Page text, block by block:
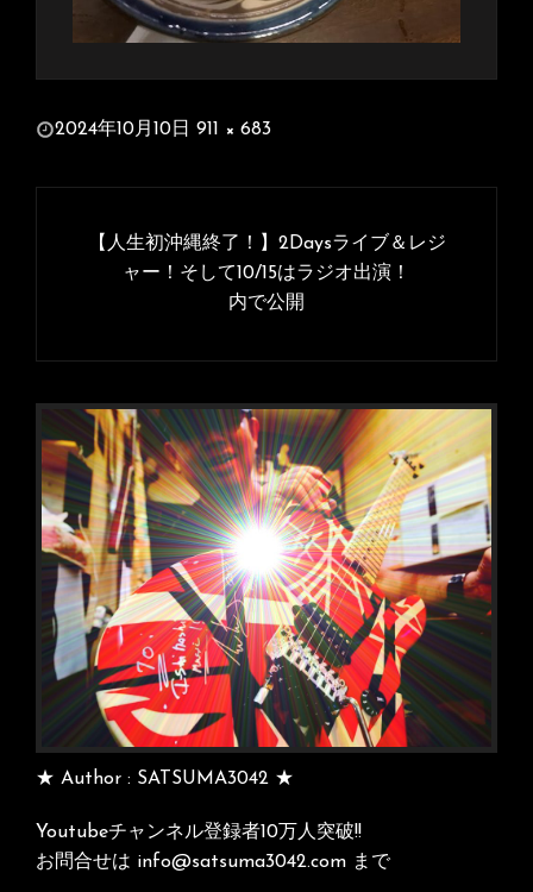
投
日:
2024年10月10日
ル
911 × 683
ゲ
ョ
ン
【人生初沖縄終了！】2Daysライブ＆レジ
ャー！そして10/15はラジオ出演！
内で公開
★ Author : SATSUMA3042 ★
Youtubeチャンネル登録者10万人突破!!
お問合せは info@satsuma3042.com まで